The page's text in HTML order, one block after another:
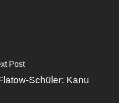
Post
Schüler: Kanu